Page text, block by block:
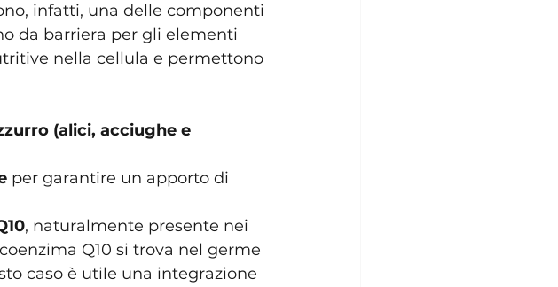
infatti, una delle componenti
da barriera per gli elementi
nella cellula e permettono
(alici, acciughe e
per garantire un apporto di
, naturalmente presente nei
Q10 si trova nel germe
caso è utile una integrazione